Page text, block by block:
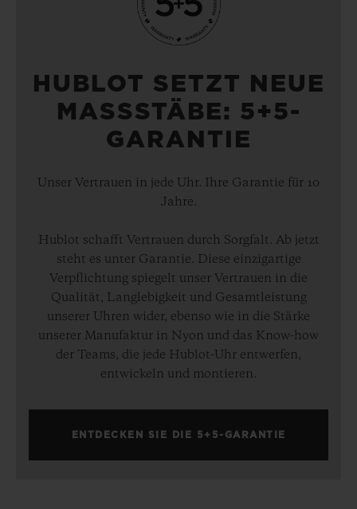
HUBLOT SETZT NEUE
MASSSTÄBE: 5+5-
GARANTIE
Unser Vertrauen in jede Uhr. Ihre Garantie für 10
Jahre.
Hublot schafft Vertrauen durch Sorgfalt. Ab jetzt
steht es unter Garantie. Diese einzigartige
Verpflichtung spiegelt unser Vertrauen in die
Qualität, Langlebigkeit und Gesamtleistung
unserer Uhren wider, ebenso wie in die Stärke
unserer Manufaktur in Nyon und das Know-how
der Teams, die jede Hublot-Uhr entwerfen,
entwickeln und montieren.
ENTDECKEN SIE DIE 5+5-GARANTIE